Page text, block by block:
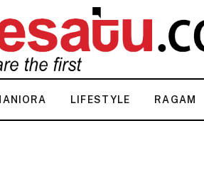
LIFESTYLE RAGAM